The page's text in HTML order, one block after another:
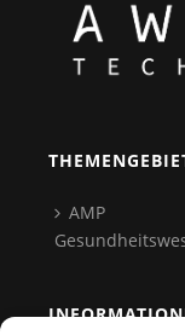
AMP